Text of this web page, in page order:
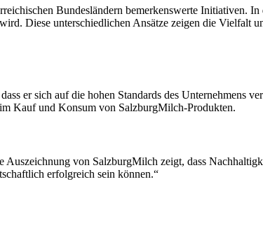
Bundesländern bemerkenswerte Initiativen.
Diese unterschiedlichen Ansätze zeigen die Vielfalt
er sich auf die hohen Standards des Unternehmens
Kauf und Konsum von SalzburgMilch-Produkten.
von SalzburgMilch zeigt, dass
erfolgreich sein können.“